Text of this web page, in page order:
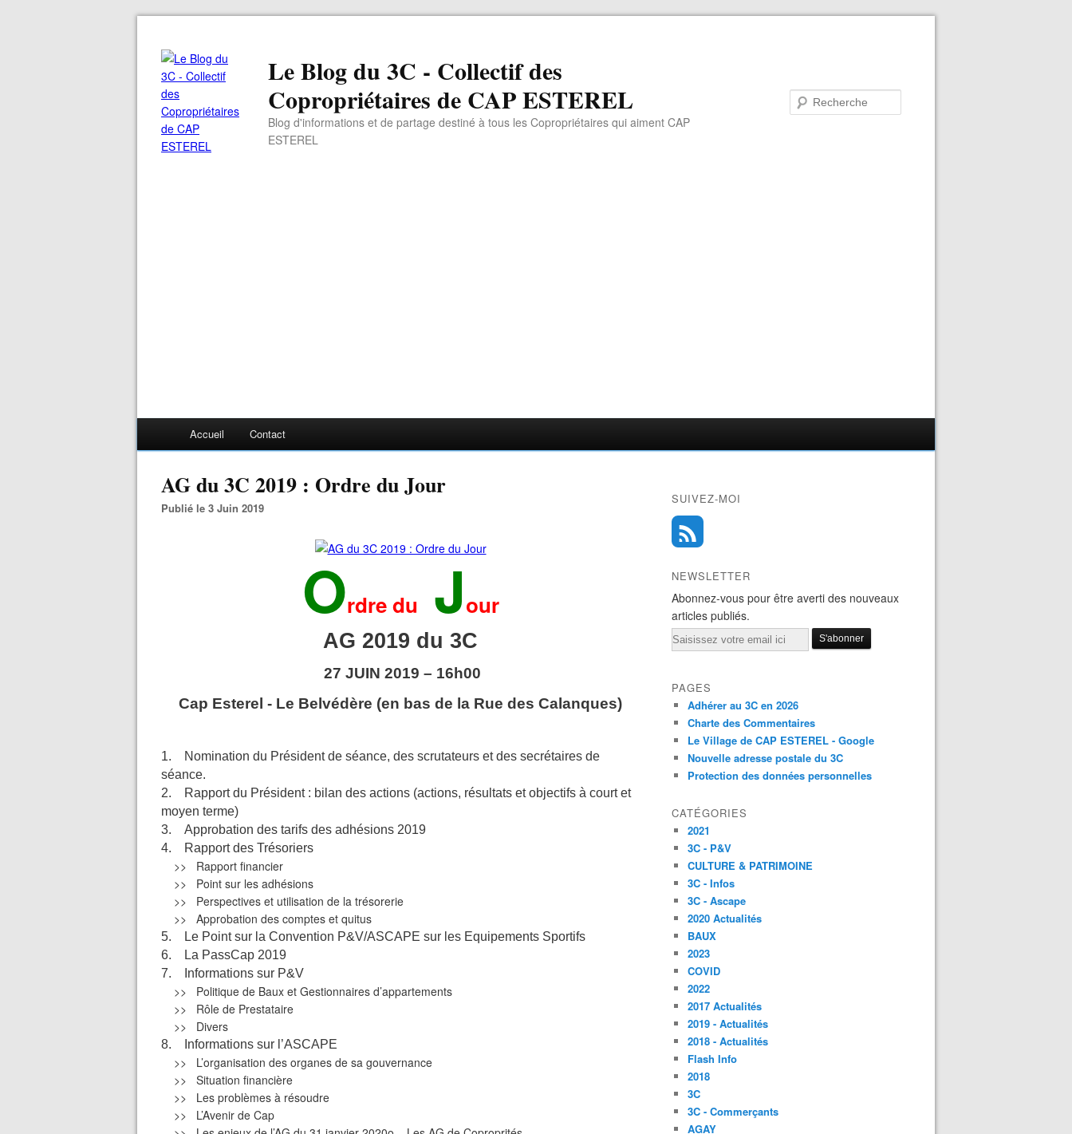
Le Blog du 3C - Collectif des
Copropriétaires de CAP ESTEREL
Blog d'informations et de partage destiné à tous les Copropriétaires qui aiment CAP
ESTEREL
Accueil Contact
AG du 3C 2019 : Ordre du Jour
Publié le 3 Juin 2019
Ordre du Jour
AG 2019 du 3C
27 JUIN 2019 – 16h00
Cap Esterel - Le Belvédère (en bas de la Rue des Calanques)
1. Nomination du Président de séance, des scrutateurs et des secrétaires de
séance.
2. Rapport du Président : bilan des actions (actions, résultats et objectifs à court et
moyen terme)
3. Approbation des tarifs des adhésions 2019
4. Rapport des Trésoriers
>> Rapport financier
>> Point sur les adhésions
>> Perspectives et utilisation de la trésorerie
>> Approbation des comptes et quitus
5. Le Point sur la Convention P&V/ASCAPE sur les Equipements Sportifs
6. La PassCap 2019
7. Informations sur P&V
>> Politique de Baux et Gestionnaires d’appartements
>> Rôle de Prestataire
>> Divers
8. Informations sur l’ASCAPE
>> L’organisation des organes de sa gouvernance
>> Situation financière
>> Les problèmes à résoudre
>> L’Avenir de Cap
SUIVEZ-MOI
NEWSLETTER
Abonnez-vous pour être averti des nouveaux
articles publiés.
Email
PAGES
Adhérer au 3C en 2026
Charte des Commentaires
Le Village de CAP ESTEREL - Google
Nouvelle adresse postale du 3C
Protection des données personnelles
CATÉGORIES
2021
3C - P&V
CULTURE & PATRIMOINE
3C - Infos
3C - Ascape
2020 Actualités
BAUX
2023
COVID
2022
2017 Actualités
2019 - Actualités
2018 - Actualités
Flash Info
2018
3C
3C - Commerçants
AGAY